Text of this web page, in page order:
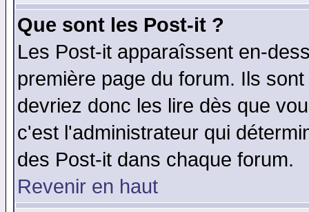
Que sont les Post-it ?
Les Post-it apparaîssent en-
première page du forum. Ils
devriez donc les lire dès que
c'est l'administrateur qui
des Post-it dans chaque forum.
Revenir en haut